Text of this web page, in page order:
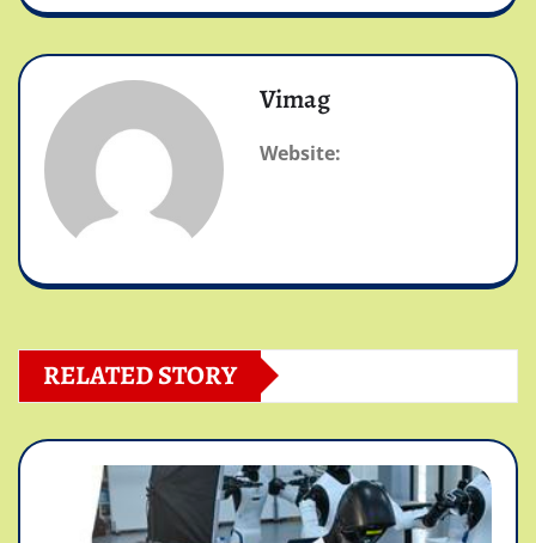
Vimag
Website:
RELATED STORY